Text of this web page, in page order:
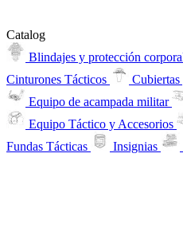
Catalog
Blindajes y protección
Cinturones Tácticos
Equipo de acampada militar
Equipo Táctico y Accesorios
Fundas Tácticas
Insignias